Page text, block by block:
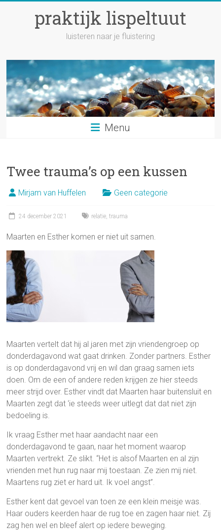
praktijk lispeltuut
luisteren naar je fluistering
Menu
Twee trauma’s op een kussen
Mirjam van Huffelen Geen categorie
24 december 2021 relatie ,trauma
Maarten en Esther komen er niet uit samen.
Maarten vertelt dat hij al jaren met zijn vriendengroep op
donderdagavond wat gaat drinken. Zonder partners. Esther
is op donderdagavond vrij en wil dan graag samen iets
doen. Om de een of andere reden krijgen ze hier steeds
meer strijd over. Esther vindt dat Maarten haar buitensluit en
Maarten zegt dat ‘ie steeds weer uitlegt dat dat niet zijn
bedoeling is.
Ik vraag Esther met haar aandacht naar een
donderdagavond te gaan, naar het moment waarop
Maarten vertrekt. Ze slikt. “Het is alsof Maarten en al zijn
vrienden met hun rug naar mij toestaan. Ze zien mij niet.
Maartens rug ziet er hard uit. Ik voel angst”.
Esther kent dat gevoel van toen ze een klein meisje was.
Haar ouders keerden haar de rug toe en zagen haar niet. Zij
zag hen wel en bleef alert op iedere beweging.